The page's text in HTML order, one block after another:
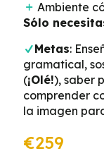
Ambiente
Sólo
Metas:
gramatical,
(¡Olé!), saber
comprender
la imagen
€259